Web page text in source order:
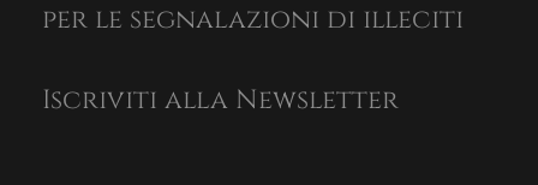
per le segnalazioni di illeciti
Iscriviti alla Newsletter